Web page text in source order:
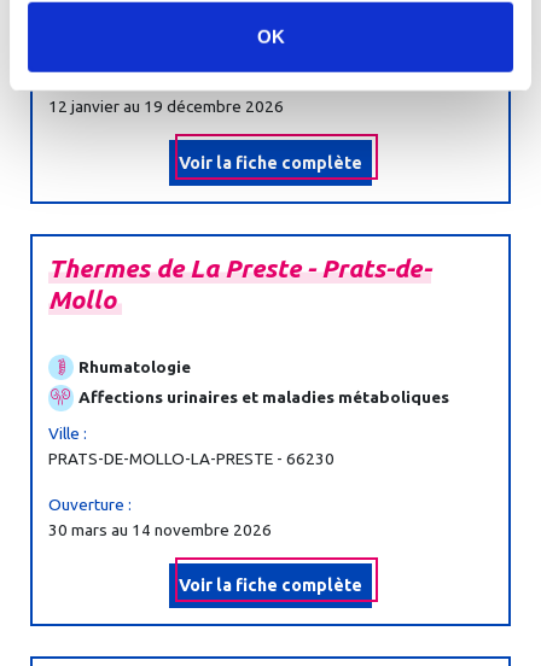
OK
12 janvier au 19 décembre 2026
Voir la fiche complète
ThermesdeLaPreste- Prats-de-
Mollo
Rhumatologie
Affections urinaires et maladies métaboliques
Ville :
PRATS-DE-MOLLO-LA-PRESTE - 66230
Ouverture :
30 mars au 14 novembre 2026
Voir la fiche complète